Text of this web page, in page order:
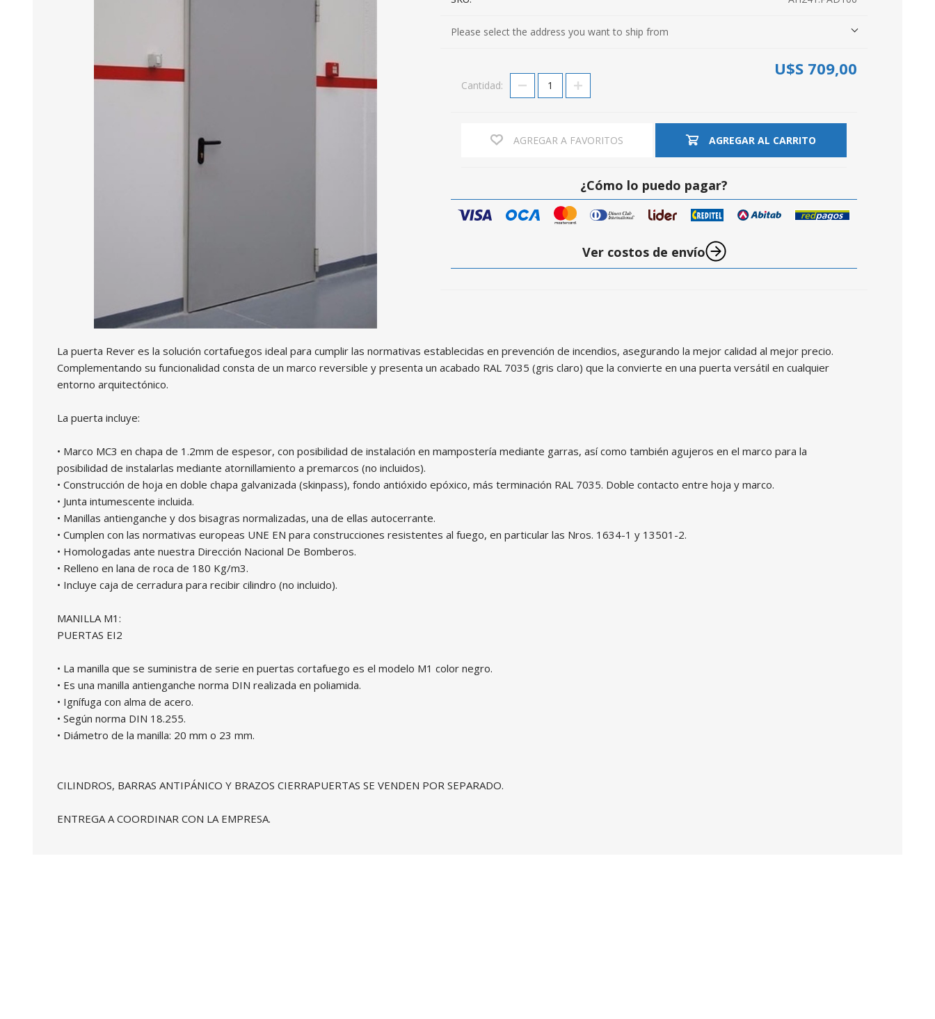
Please select the address you want to ship from
U$S 709,00
Cantidad:
AGREGAR A FAVORITOS AGREGAR AL CARRITO
¿Cómo lo puedo pagar?
Ver costos de envío
La puerta Rever es la solución cortafuegos ideal para cumplir las normativas establecidas en prevención de incendios, asegurando la mejor calidad al mejor precio.
Complementando su funcionalidad consta de un marco reversible y presenta un acabado RAL 7035 (gris claro) que la convierte en una puerta versátil en cualquier
entorno arquitectónico.
La puerta incluye:
• Marco MC3 en chapa de 1.2mm de espesor, con posibilidad de instalación en mampostería mediante garras, así como también agujeros en el marco para la
posibilidad de instalarlas mediante atornillamiento a premarcos (no incluidos).
• Construcción de hoja en doble chapa galvanizada (skinpass), fondo antióxido epóxico, más terminación RAL 7035. Doble contacto entre hoja y marco.
• Junta intumescente incluida.
• Manillas antienganche y dos bisagras normalizadas, una de ellas autocerrante.
• Cumplen con las normativas europeas UNE EN para construcciones resistentes al fuego, en particular las Nros. 1634-1 y 13501-2.
• Homologadas ante nuestra Dirección Nacional De Bomberos.
• Relleno en lana de roca de 180 Kg/m3.
• Incluye caja de cerradura para recibir cilindro (no incluido).
MANILLA M1:
PUERTAS EI2
• La manilla que se suministra de serie en puertas cortafuego es el modelo M1 color negro.
• Es una manilla antienganche norma DIN realizada en poliamida.
• Ignífuga con alma de acero.
• Según norma DIN 18.255.
• Diámetro de la manilla: 20 mm o 23 mm.
CILINDROS, BARRAS ANTIPÁNICO Y BRAZOS CIERRAPUERTAS SE VENDEN POR SEPARADO.
ENTREGA A COORDINAR CON LA EMPRESA.